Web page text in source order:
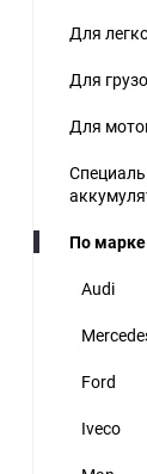
Для
Для
Для
По
Audi
Ford
Iveco